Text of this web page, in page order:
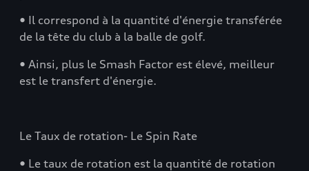
• Il correspond à la quantité d'énergie transférée
de la tête du club à la balle de golf.
• Ainsi, plus le Smash Factor est élevé, meilleur
est le transfert d'énergie.
Le Taux de rotation- Le Spin Rate
• Le taux de rotation est la quantité de rotation